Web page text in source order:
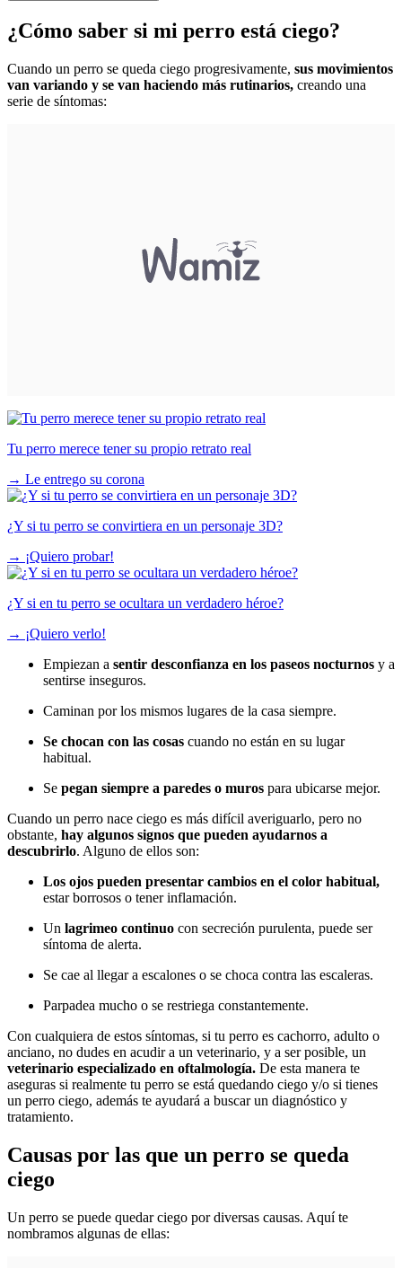
¿Cómo saber si mi perro está ciego?
Cuando un perro se queda ciego progresivamente, sus movimientos
van variando y se van haciendo más rutinarios, creando una
serie de síntomas:
Tu perro merece tener su propio retrato real
→ Le entrego su corona
¿Y si tu perro se convirtiera en un personaje 3D?
→ ¡Quiero probar!
¿Y si en tu perro se ocultara un verdadero héroe?
→ ¡Quiero verlo!
Empiezan a sentir desconfianza en los paseos nocturnos y a
sentirse inseguros.
Caminan por los mismos lugares de la casa siempre.
Se chocan con las cosas cuando no están en su lugar
habitual.
Se pegan siempre a paredes o muros para ubicarse mejor.
Cuando un perro nace ciego es más difícil averiguarlo, pero no
obstante, hay algunos signos que pueden ayudarnos a
descubrirlo. Alguno de ellos son:
Los ojos pueden presentar cambios en el color habitual,
estar borrosos o tener inflamación.
Un lagrimeo continuo con secreción purulenta, puede ser
síntoma de alerta.
Se cae al llegar a escalones o se choca contra las escaleras.
Parpadea mucho o se restriega constantemente.
Con cualquiera de estos síntomas, si tu perro es cachorro, adulto o
anciano, no dudes en acudir a un veterinario, y a ser posible, un
veterinario especializado en oftalmología. De esta manera te
aseguras si realmente tu perro se está quedando ciego y/o si tienes
un perro ciego, además te ayudará a buscar un diagnóstico y
tratamiento.
Causas por las que un perro se queda
ciego
Un perro se puede quedar ciego por diversas causas. Aquí te
nombramos algunas de ellas: